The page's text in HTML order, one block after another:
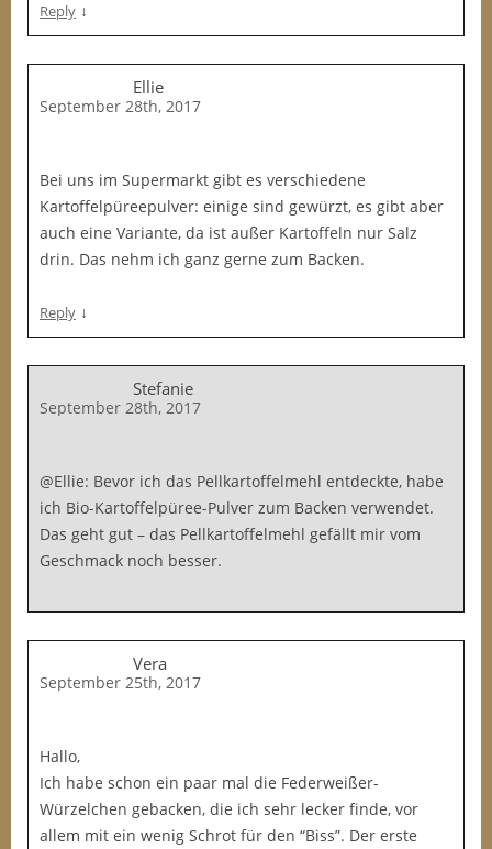
Reply ↓
Ellie
September 28th, 2017
Bei uns im Supermarkt gibt es verschiedene
Kartoffelpüreepulver: einige sind gewürzt, es gibt aber
auch eine Variante, da ist außer Kartoffeln nur Salz
drin. Das nehm ich ganz gerne zum Backen.
Reply ↓
Stefanie
September 28th, 2017
@Ellie: Bevor ich das Pellkartoffelmehl entdeckte, habe
ich Bio-Kartoffelpüree-Pulver zum Backen verwendet.
Das geht gut – das Pellkartoffelmehl gefällt mir vom
Geschmack noch besser.
Vera
September 25th, 2017
Hallo,
Ich habe schon ein paar mal die Federweißer-
Würzelchen gebacken, die ich sehr lecker finde, vor
allem mit ein wenig Schrot für den “Biss”. Der erste